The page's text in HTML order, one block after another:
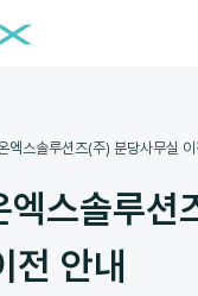
엑스솔루션즈(주) 분당사무실 이
스솔루션
전 안내